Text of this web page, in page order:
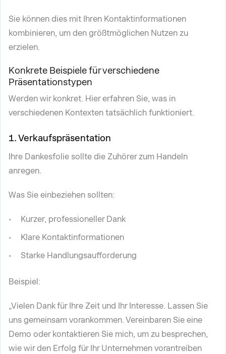
Sie können dies mit Ihren Kontaktinformationen
kombinieren, um den größtmöglichen Nutzen zu
erzielen.
Konkrete Beispiele für verschiedene
Präsentationstypen
Werden wir konkret. Hier erfahren Sie, was in
verschiedenen Kontexten tatsächlich funktioniert.
1. Verkaufspräsentation
Ihre Dankesfolie sollte die Zuhörer zum Handeln
anregen.
Was Sie einbeziehen sollten:
Kurzer, professioneller Dank
Klare Kontaktinformationen
Starke Handlungsaufforderung
Beispiel:
„Vielen Dank für Ihre Zeit und Ihr Interesse. Lassen Sie
uns gemeinsam vorankommen. Vereinbaren Sie eine
Demo oder kontaktieren Sie mich, um zu besprechen,
wie wir den Erfolg für Ihr Unternehmen vorantreiben